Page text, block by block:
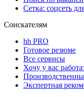
Сетка: соцсеть
Соискателям
hh PRO
Готовое резюме
Все сервисы
Хочу у вас
Экспертная